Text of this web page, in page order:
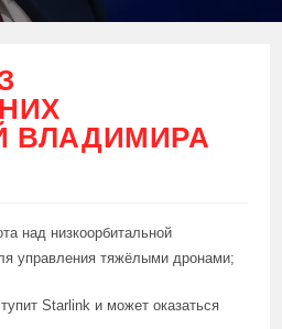
ВЛАДИМИРА
над низкоорбитальной
управления тяжёлыми дронами;
Starlink и может оказаться